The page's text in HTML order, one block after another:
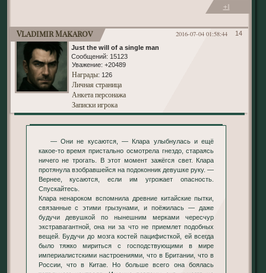
+1
14
2016-07-04 01:58:44
Vladimir Makarov
Just the will of a single man
Сообщений: 15123
Уважение: +20489
Награды: 126
Личная страница
Анкета персонажа
Записки игрока
— Они не кусаются, — Клара улыбнулась и ещё
какое-то время пристально осмотрела гнездо, стараясь
ничего не трогать. В этот момент зажёгся свет. Клара
протянула взобравшейся на подоконник девушке руку. —
Вернее, кусаются, если им угрожает опасность.
Спускайтесь.
Клара ненароком вспомнила древние китайские пытки,
связанные с этими грызунами, и поёжилась — даже
будучи девушкой по нынешним мерками чересчур
экстравагантной, она ни за что не приемлет подобных
вещей. Будучи до мозга костей пацифисткой, ей всегда
было тяжко мириться с господствующими в мире
империалистскими настроениями, что в Британии, что в
России, что в Китае. Но больше всего она боялась